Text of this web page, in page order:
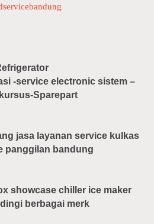
-service electronic sistem –
Sparepart
jasa layanan service kulkas
panggilan bandung
showcase chiller ice maker
berbagai merk